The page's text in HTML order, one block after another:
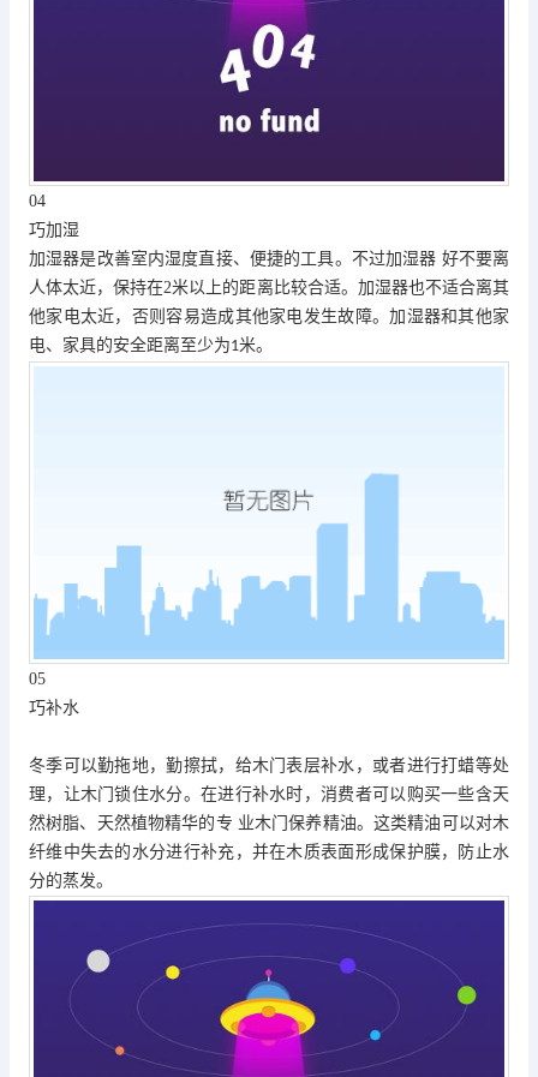
04
巧加湿
加湿器是改善室内湿度直接、便捷的工具。不过加湿器 好不要离
人体太近，保持在2米以上的距离比较合适。加湿器也不适合离其
他家电太近，否则容易造成其他家电发生故障。加湿器和其他家
电、家具的安全距离至少为1米。
05
巧补水
冬季可以勤拖地，勤擦拭，给木门表层补水，或者进行打蜡等处
理，让木门锁住水分。在进行补水时，消费者可以购买一些含天
然树脂、天然植物精华的专 业木门保养精油。这类精油可以对木
纤维中失去的水分进行补充，并在木质表面形成保护膜，防止水
分的蒸发。